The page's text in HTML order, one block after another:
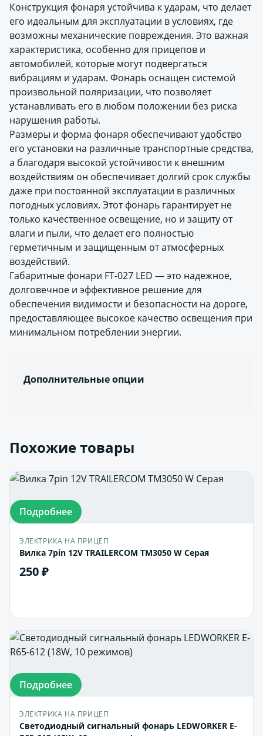
Конструкция фонаря устойчива к ударам, что делает
его идеальным для эксплуатации в условиях, где
возможны механические повреждения. Это важная
характеристика, особенно для прицепов и
автомобилей, которые могут подвергаться
вибрациям и ударам. Фонарь оснащен системой
произвольной поляризации, что позволяет
устанавливать его в любом положении без риска
нарушения работы.
Размеры и форма фонаря обеспечивают удобство
его установки на различные транспортные средства,
а благодаря высокой устойчивости к внешним
воздействиям он обеспечивает долгий срок службы
даже при постоянной эксплуатации в различных
погодных условиях. Этот фонарь гарантирует не
только качественное освещение, но и защиту от
влаги и пыли, что делает его полностью
герметичным и защищенным от атмосферных
воздействий.
Габаритные фонари FT-027 LED — это надежное,
долговечное и эффективное решение для
обеспечения видимости и безопасности на дороге,
предоставляющее высокое качество освещения при
минимальном потреблении энергии.
Дополнительные опции
Похожие товары
Подробнее
ЭЛЕКТРИКА НА ПРИЦЕП
Вилка 7pin 12V TRAILERCOM ТМ3050 W Серая
250 ₽
Подробнее
ЭЛЕКТРИКА НА ПРИЦЕП
Светодиодный сигнальный фонарь LEDWORKER E-